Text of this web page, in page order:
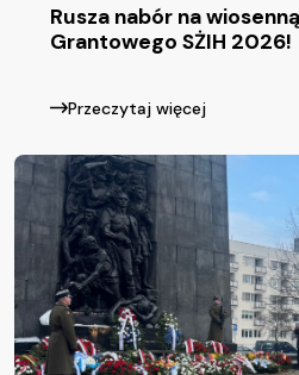
Rusza nabór na
Grantowego SŻIH 2026!
Przeczytaj więcej